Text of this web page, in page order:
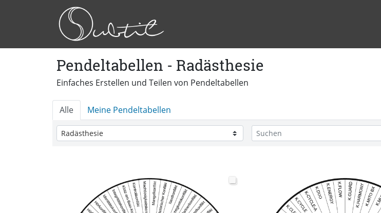
Pendeltabellen - Radästhesie
Einfaches Erstellen und Teilen von Pendeltabellen
Alle Meine Pendeltabellen